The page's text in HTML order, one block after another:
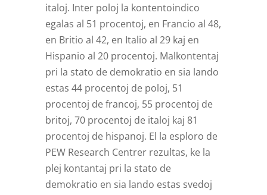
italoj. Inter poloj la kontentoindico
egalas al 51 procentoj, en Francio al 48,
en Britio al 42, en Italio al 29 kaj en
Hispanio al 20 procentoj. Malkontentaj
pri la stato de demokratio en sia lando
estas 44 procentoj de poloj, 51
procentoj de francoj, 55 procentoj de
britoj, 70 procentoj de italoj kaj 81
procentoj de hispanoj. El la esploro de
PEW Research Centrer rezultas, ke la
plej kontantaj pri la stato de
demokratio en sia lando estas svedoj